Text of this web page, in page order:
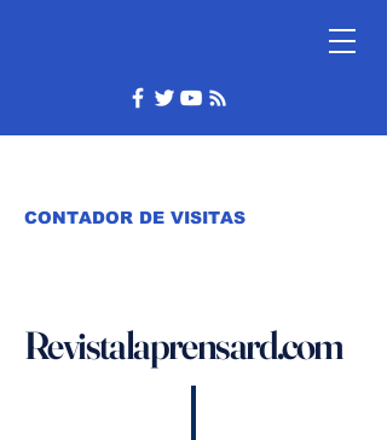
CONTADOR DE VISITAS
Revistalaprensard.com